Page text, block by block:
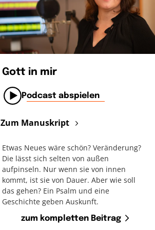
Gott in mir
Podcast abspielen
Zum Manuskript
Etwas Neues wäre schön? Veränderung?
Die lässt sich selten von außen
aufpinseln. Nur wenn sie von innen
kommt, ist sie von Dauer. Aber wie soll
das gehen? Ein Psalm und eine
Geschichte geben Auskunft.
zum kompletten Beitrag